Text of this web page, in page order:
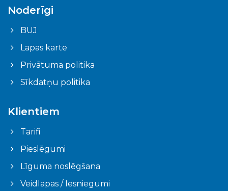
Noderīgi
BUJ
Lapas karte
Privātuma politika
Sīkdatņu politika
Klientiem
Tarifi
Pieslēgumi
Līguma noslēgšana
Veidlapas / Iesniegumi